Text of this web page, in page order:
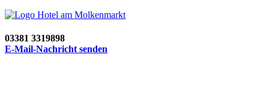
03381 3319898
E-Mail-Nachricht senden